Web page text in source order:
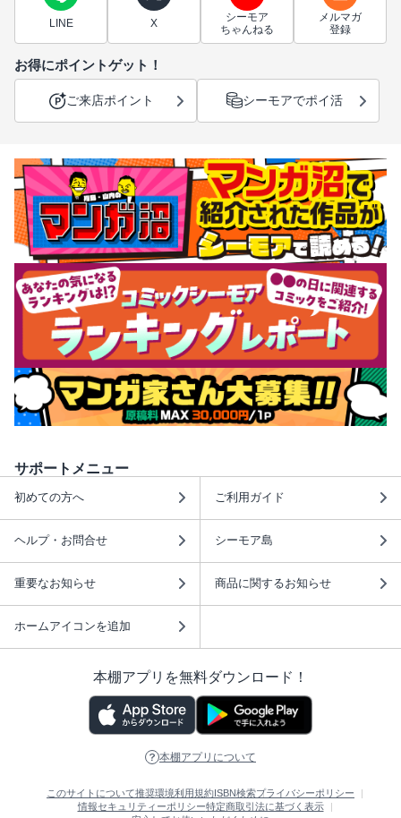
LINE X
シーモア
ちゃんねる
メルマガ
登録
お得にポイントゲット！
ご来店ポイント シーモアでポイ活
サポートメニュー
初めての方へ ご利用ガイド
ヘルプ・お問合せ シーモア島
重要なお知らせ 商品に関するお知らせ
ホームアイコンを追加
本棚アプリを無料ダウンロード！
本棚アプリについて
このサイトについて推奨環境利用規約ISBN検索プライバシーポリシー
情報セキュリティーポリシー特定商取引法に基づく表示